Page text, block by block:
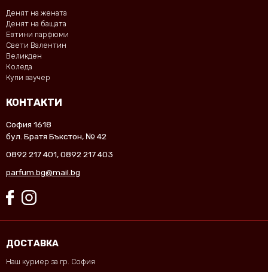
Денят на жената
Денят на бащата
Евтини парфюми
Свети Валентин
Великден
Коледа
Купи ваучер
КОНТАКТИ
София 1618
бул. Братя Бъкстон, № 42
0892 217 401,0892 217 403
parfum.bg@mail.bg
ДОСТАВКА
Наш куриер за гр. София